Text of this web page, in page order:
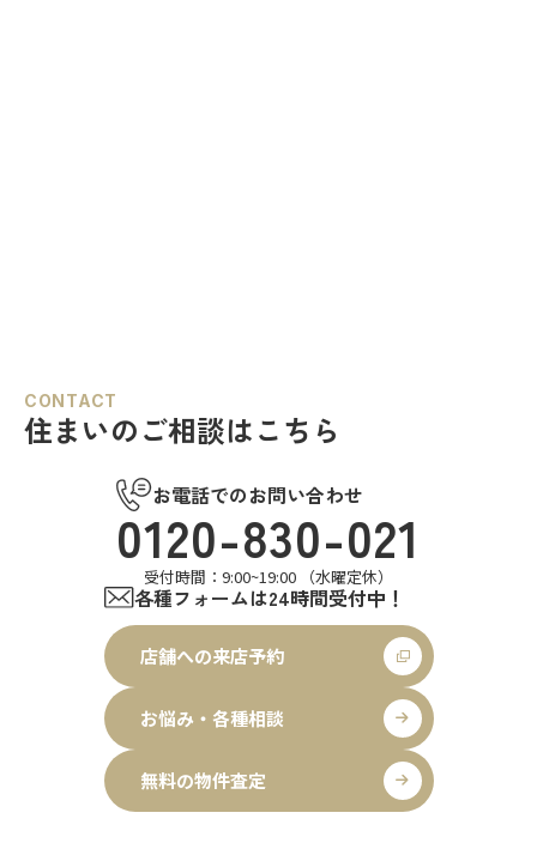
CONTACT
住まいのご相談はこちら
お電話でのお問い合わせ
0120-830-021
受付時間：9:00~19:00 （水曜定休）
各種フォームは24時間受付中！
店舗への来店予約
お悩み・各種相談
無料の物件査定